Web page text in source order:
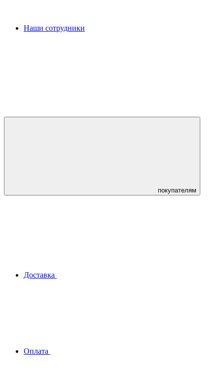
Наши сотрудники
покупателям
Доставка
Оплата